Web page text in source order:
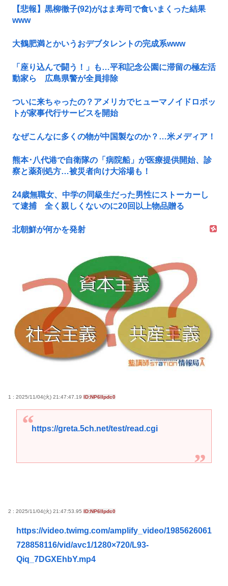
【悲報】黒柳徹子(92)がはま寿司で食いまくった結果
www
大鶴肥満とかいうおデブタレントの完成系www
「座り込んで闘う！」も…平和記念公園に滞留の極左活
動家ら 広島県警が全員排除
ついに来ちゃったの？アメリカでヒューマノイドロボッ
トが家事代行サービスを開始
なぜこんなに多くの物が中国製なのか？…米メディア！
熊本･八代港で自衛隊の「病院船」が医療提供開始、診
察と薬剤処方…被災者向け大浴場も！
24歳無職女、中学の同級生だった男性にストーカーし
て逮捕 全く親しくないのに20回以上物品贈る
北朝鮮が何かを発射
1 : 2025/11/04(火) 21:47:47.19 ID:NP6lIpdc0
https://greta.5ch.net/test/read.cgi
2 : 2025/11/04(火) 21:47:53.95 ID:NP6lIpdc0
https://video.twimg.com/amplify_video/1985626061
728858116/vid/avc1/1280×720/L93-
Qiq_7DGXEhbY.mp4